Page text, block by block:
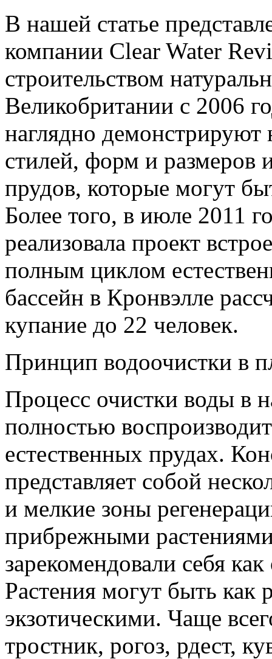
В нашей статье
компании Clear Water
строительством
Великобритании с 2006
наглядно
стилей, форм и размеров
прудов, которые могут
Более того, в июле 2011
реализовала проект
полным циклом
бассейн в Кронвэлле
купание до 22 человек.
Принцип водоочистки в
Процесс очистки воды в
полностью
естественных прудах.
представляет собой
и мелкие зоны
прибрежными
зарекомендовали себя
Растения могут быть как
экзотическими. Чаще
тростник, рогоз, рдест,